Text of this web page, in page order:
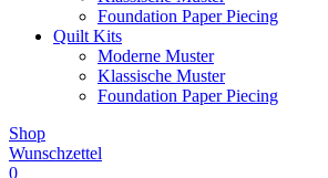
Foundation Paper Piecing
Quilt Kits
Moderne Muster
Klassische Muster
Foundation Paper Piecing
Shop
Wunschzettel
0